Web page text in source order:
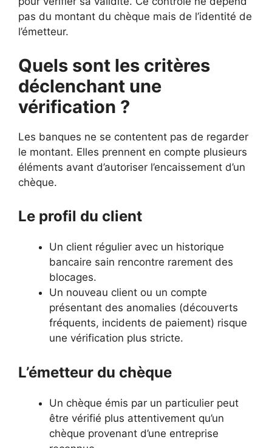
pas du montant du chèque mais de l’identité de
l’émetteur.
Quels sont les critères
déclenchant une
vérification ?
Les banques ne se contentent pas de regarder
le montant. Elles prennent en compte plusieurs
éléments avant d’autoriser l’encaissement d’un
chèque.
Le profil du client
Un client régulier avec un historique
bancaire sain rencontre rarement des
blocages.
Un nouveau client ou un compte
présentant des anomalies (découverts
fréquents, incidents de paiement) risque
une vérification plus stricte.
L’émetteur du chèque
Un chèque émis par un particulier peut
être vérifié plus attentivement qu’un
chèque provenant d’une entreprise